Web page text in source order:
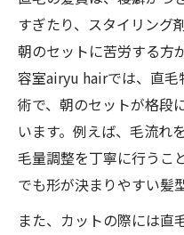
群馬県発メン
スタイリングが楽
直毛の朝も楽
セットが続く
直毛×メンズ
扱いにくい直
直毛でも決ま
フェードカットで
すぎたり、スタイリング
朝のセットに苦労する方
容室airyu hairでは、直
術で、朝のセットが格段
います。例えば、毛流れ
毛量調整を丁寧に行うこ
でも形が決まりやすい髪
また、カットの際には直